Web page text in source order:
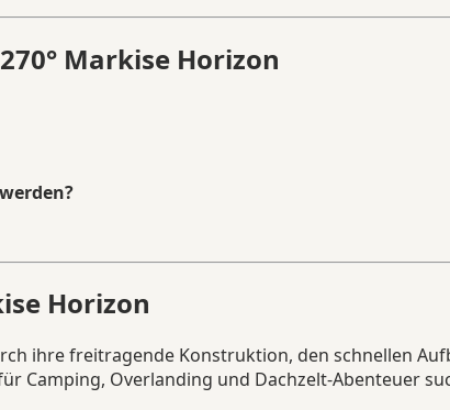
Markise Horizon
Horizon
ihre freitragende Konstruktion, den schnellen
Camping, Overlanding und Dachzelt-Abenteuer